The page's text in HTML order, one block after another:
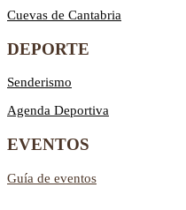
Cuevas de Cantabria
DEPORTE
Senderismo
Agenda Deportiva
EVENTOS
Guía de eventos